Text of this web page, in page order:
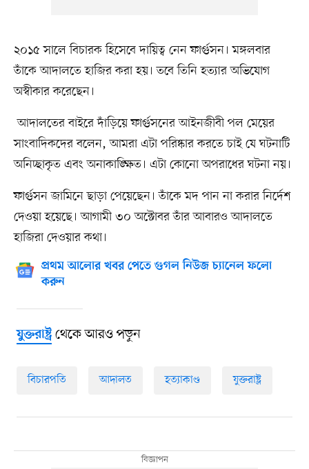
২০১৫ সালে বিচারক হিসেবে দায়িত্ব নেন ফার্গুসন। মঙ্গলবার
তাঁকে আদালতে হাজির করা হয়। তবে তিনি হত্যার অভিযোগ
অস্বীকার করেছেন।
আদালতের বাইরে দাঁড়িয়ে ফার্গুসনের আইনজীবী পল মেয়ের
সাংবাদিকদের বলেন, আমরা এটা পরিষ্কার করতে চাই যে ঘটনাটি
অনিচ্ছাকৃত এবং অনাকাঙ্ক্ষিত। এটা কোনো অপরাধের ঘটনা নয়।
ফার্গুসন জামিনে ছাড়া পেয়েছেন। তাঁকে মদ পান না করার নির্দেশ
দেওয়া হয়েছে। আগামী ৩০ অক্টোবর তাঁর আবারও আদালতে
হাজিরা দেওয়ার কথা।
প্রথম আলোর খবর পেতে গুগল নিউজ চ্যানেল ফলো
করুন
যুক্তরাষ্ট্রথেকে আরও পড়ুন
বিচারপতি আদালত হত্যাকাণ্ড যুক্তরাষ্ট্র